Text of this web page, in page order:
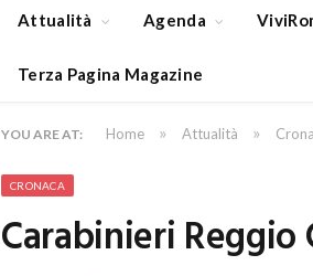
Attualità Agenda
Terza Pagina Magazine
YOU ARE AT: Home » Attualità »
CRONACA
Carabinieri Reggio